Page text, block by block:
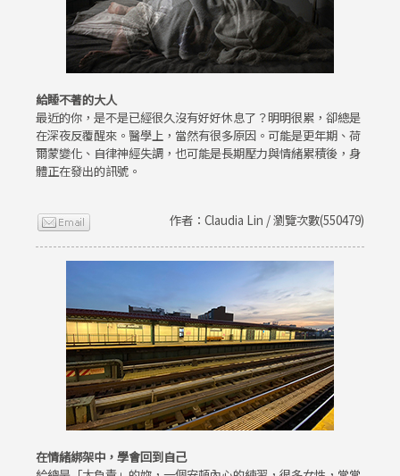
給睡不著的大人
最近的你，是不是已經很久沒有好好休息了？明明很累，卻總是
在深夜反覆醒來。醫學上，當然有很多原因。可能是更年期、荷
爾蒙變化、自律神經失調，也可能是長期壓力與情緒累積後，身
體正在發出的訊號。
作者：Claudia Lin / 瀏覽次數(550479)
在情緒綁架中，學會回到自己